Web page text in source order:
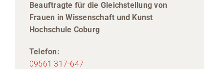
Beauftragte für die Gleichstellung von
Frauen in Wissenschaft und Kunst
Hochschule Coburg
Telefon:
09561 317-647